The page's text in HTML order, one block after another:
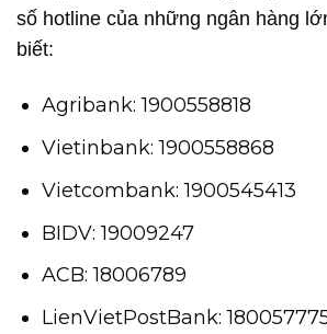
số hotline của những ngân hàng
biết:
Agribank: 1900558818
Vietinbank: 1900558868
Vietcombank: 1900545413
BIDV: 19009247
ACB: 18006789
LienVietPostBank: